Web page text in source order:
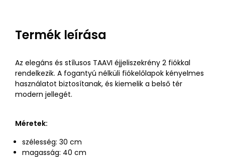
Termék leírása
Az elegáns és stílusos TAAVI éjjeliszekrény 2 fiókkal
rendelkezik. A fogantyú nélküli fiókelőlapok kényelmes
használatot biztosítanak, és kiemelik a belső tér
modern jellegét.
Méretek:
szélesség: 30 cm
magasság: 40 cm